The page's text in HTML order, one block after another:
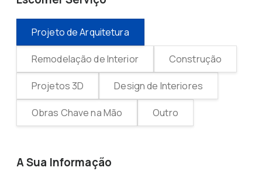
Projeto de Arquitetura
Remodelação de Interior Construção
Projetos 3D Design de Interiores
Obras Chave na Mão Outro
A Sua Informação